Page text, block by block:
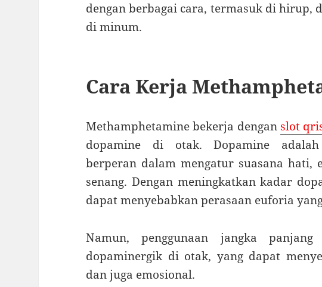
dengan berbagai cara, termasuk di hirup,
di minum.
Cara Kerja
Methamphetamine bekerja dengan slot
dopamine di otak. Dopamine
berperan dalam mengatur suasana hati,
senang. Dengan meningkatkan kadar
dapat menyebabkan perasaan euforia
Namun, penggunaan jangka
dopaminergik di otak, yang dapat
dan juga emosional.